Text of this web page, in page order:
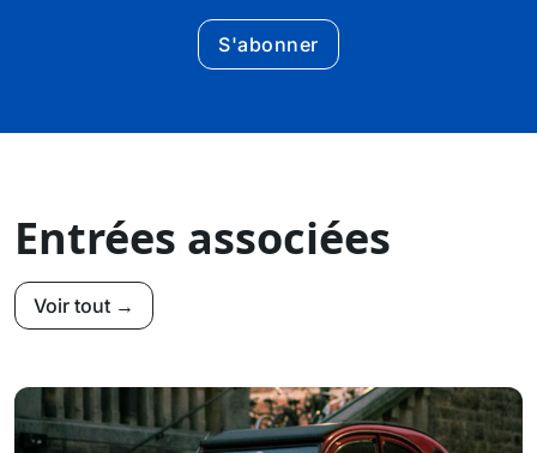
S'abonner
Entrées associées
Voir tout →